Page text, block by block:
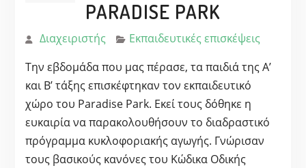
PARADISE PARK
Διαχειριστής
Εκπαιδευτικές επισκέψεις
Την εβδομάδα που μας πέρασε, τα παιδιά της Α’
και Β’ τάξης επισκέφτηκαν τον εκπαιδευτικό
χώρο του Paradise Park. Εκεί τους δόθηκε η
ευκαιρία να παρακολουθήσουν το διαδραστικό
πρόγραμμα κυκλοφοριακής αγωγής. Γνώρισαν
τους βασικούς κανόνες του Κώδικα Οδικής